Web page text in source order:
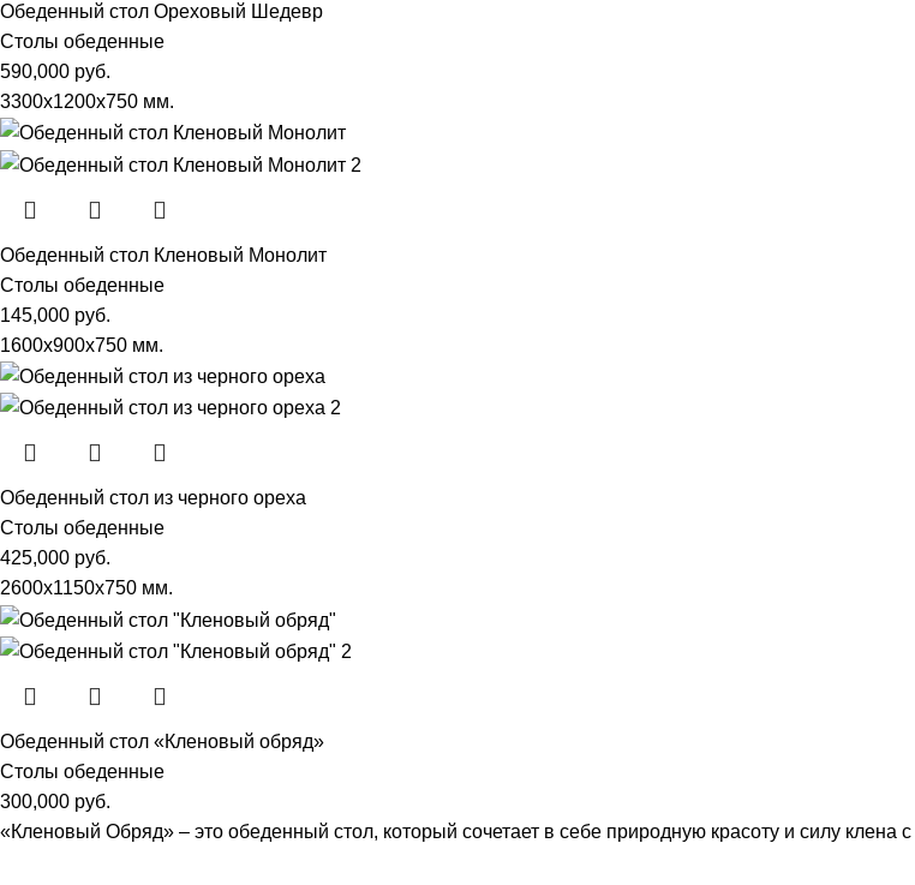
Обеденный стол Ореховый Шедевр
Столы обеденные
590,000 руб.
3300х1200х750 мм.
Обеденный стол Кленовый Монолит
Столы обеденные
145,000 руб.
1600х900х750 мм.
Обеденный стол из черного ореха
Столы обеденные
425,000 руб.
2600х1150х750 мм.
Обеденный стол «Кленовый обряд»
Столы обеденные
300,000 руб.
«Кленовый Обряд» – это обеденный стол, который сочетает в себе природную красоту и силу